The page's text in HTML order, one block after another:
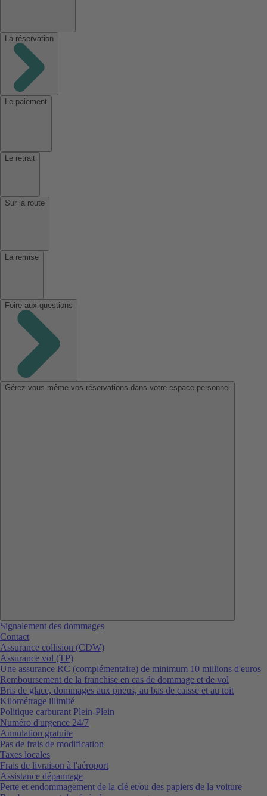
La réservation
Le paiement
Le retrait
Sur la route
La remise
Foire aux questions
Gérez vous-même vos réservations dans votre espace personnel
Signalement des dommages
Contact
Assurance collision (CDW)
Assurance vol (TP)
Une assurance RC (complémentaire) de minimum 10 millions d'euros
Remboursement de la franchise en cas de dommage et de vol
Bris de glace, dommages aux pneus, au bas de caisse et au toit
Kilométrage illimité
Politique carburant Plein-Plein
Numéro d'urgence 24/7
Annulation gratuite
Pas de frais de modification
Taxes locales
Frais de livraison à l'aéroport
Assistance dépannage
Perte et endommagement de la clé et/ou des papiers de la voiture